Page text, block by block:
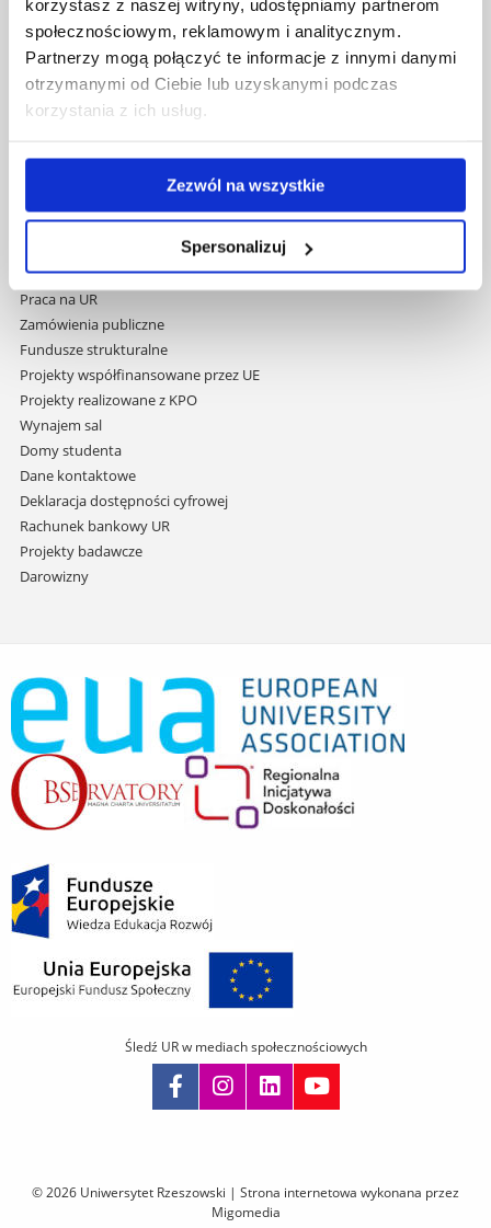
korzystasz z naszej witryny, udostępniamy partnerom
społecznościowym, reklamowym i analitycznym.
Partnerzy mogą połączyć te informacje z innymi danymi
otrzymanymi od Ciebie lub uzyskanymi podczas
korzystania z ich usług.
Zezwól na wszystkie
Spersonalizuj
Uniwersytet Rzeszowski
Al. Tadeusza Rejtana 16C
35-959 Rzeszów
przejdź
treści
Wydawnictwo
Studia podyplomowe
Praca na UR
Zamówienia publiczne
Fundusze strukturalne
Projekty współfinansowane przez UE
Projekty realizowane z KPO
Wynajem sal
Domy studenta
Dane kontaktowe
Deklaracja dostępności cyfrowej
Rachunek bankowy UR
Projekty badawcze
Darowizny
© 2026 Uniwersytet Rzeszowski | Strona internetowa wykonana przez
Migomedia
Śledź UR w mediach społecznościowych
i
przejdź